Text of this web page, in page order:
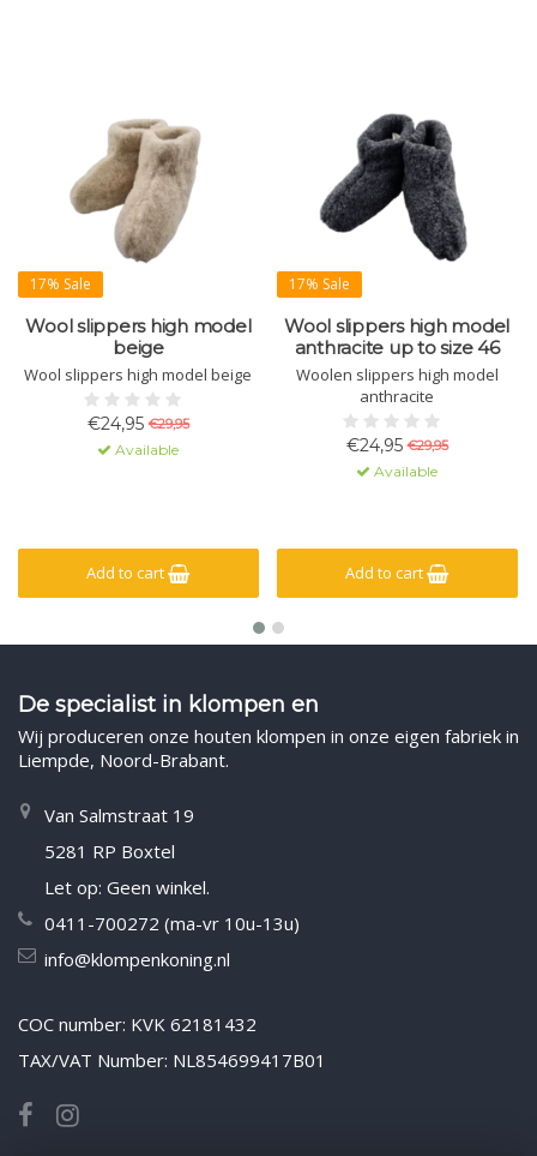
17% Sale
Wool slippers high model
beige
Wool slippers high model beige
€24,95 €29,95
Available
Add to cart
17% Sale
Wool slippers high model
anthracite up to size 46
Woolen slippers high model
anthracite
€24,95 €29,95
Available
Add to cart
De specialist in klompen en
Wij produceren onze houten klompen in onze eigen fabriek in
Liempde, Noord-Brabant.
Van Salmstraat 19
5281 RP Boxtel
Let op: Geen winkel.
0411-700272 (ma-vr 10u-13u)
info@klompenkoning.nl
COC number: KVK 62181432
TAX/VAT Number: NL854699417B01